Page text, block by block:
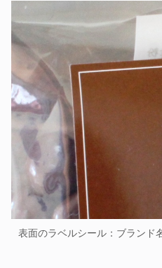
表面のラベルシール：ブランド